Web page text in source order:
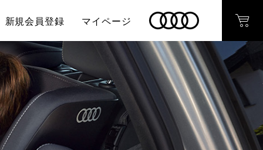
新規会員登録 マイページ